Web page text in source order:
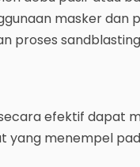
masker dan
proses
efektif dapat
yang menempel